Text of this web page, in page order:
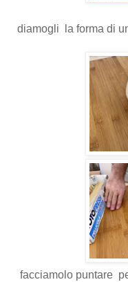
diamogli la forma di
facciamolo puntare